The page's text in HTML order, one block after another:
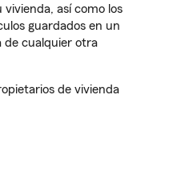
así como los
guardados en un
de cualquier otra
de vivienda